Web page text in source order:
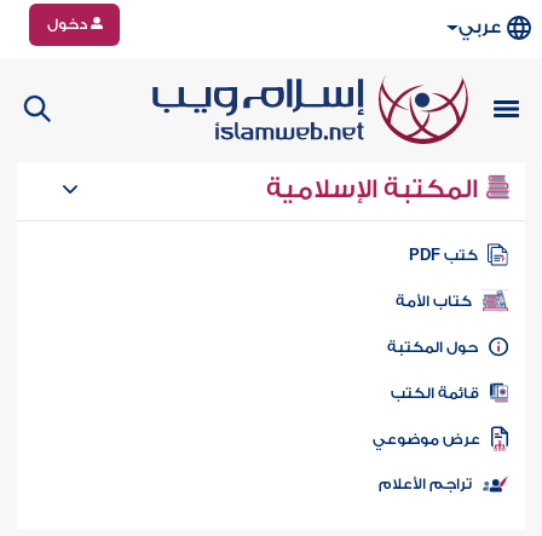
عربي دخول
المكتبة الإسلامية
كتب PDF
كتاب الأمة
المكتبة
الكتب
موضوعي